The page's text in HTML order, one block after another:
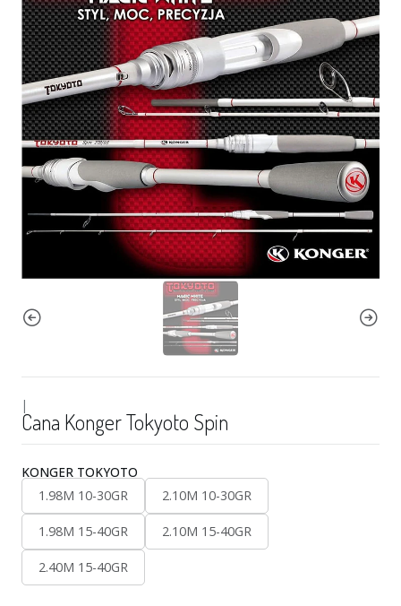
|
Cana Konger Tokyoto Spin
KONGER TOKYOTO
1.98M 10-30GR
2.10M 10-30GR
1.98M 15-40GR 2.10M 15-40GR
2.40M 15-40GR